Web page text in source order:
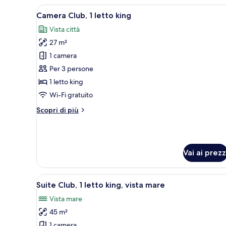
letto
vista
città
Apri
tutte
le
foto
per
Camera
Club,
1
king
Camera d'albergo con un
10
Camera Club, 1 letto king
Vista città
27 m²
1 camera
Per 3 persone
1 letto king
Wi-Fi gratuito
Scopri di più
Altri
letto
king
Vai ai
Apri
tutte
le
foto
Camera d'albergo con un
11
Suite Club, 1 letto king, vista mare
Vista mare
45 m²